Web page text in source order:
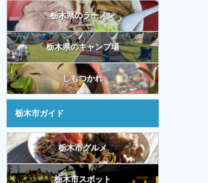
栃木県のラーメン
栃木県のキャンプ場
しもつかれ
栃木市ガイド
栃木市グルメ
栃木市スポット